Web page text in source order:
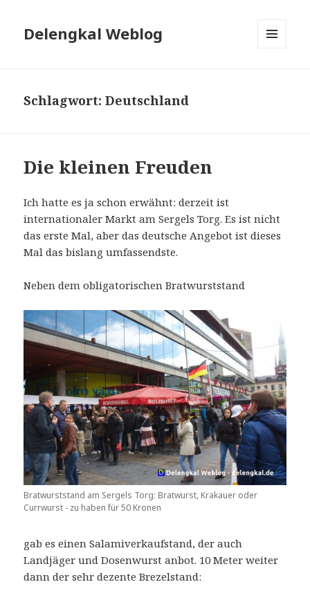
Delengkal Weblog
Schlagwort:Deutschland
Die kleinen Freuden
Ich hatte es ja schon erwähnt: derzeit ist
internationaler Markt am Sergels Torg. Es ist nicht
das erste Mal, aber das deutsche Angebot ist dieses
Mal das bislang umfassendste.
Neben dem obligatorischen Bratwurststand
Bratwurststand am Sergels Torg: Bratwurst, Krakauer oder
Currwurst - zu haben für 50 Kronen
gab es einen Salamiverkaufstand, der auch
Landjäger und Dosenwurst anbot. 10 Meter weiter
dann der sehr dezente Brezelstand: